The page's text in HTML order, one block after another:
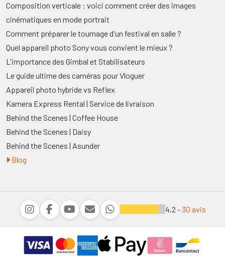
Composition verticale : voici comment créer des images
cinématiques en mode portrait
Comment préparer le tournage d'un festival en salle ?
Quel appareil photo Sony vous convient le mieux ?
L'importance des Gimbal et Stabilisateurs
Le guide ultime des caméras pour Vloguer
Appareil photo hybride vs Reflex
Kamera Express Rental | Service de livraison
Behind the Scenes | Coffee House
Behind the Scenes | Daisy
Behind the Scenes | Asunder
Blog
4,2 -30 avis